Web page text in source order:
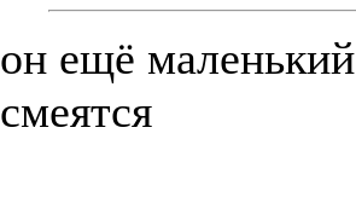
он ещё
смеятся